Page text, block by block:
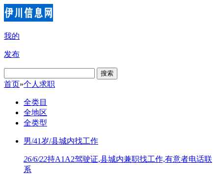
我的
发布
搜索
首页»个人求职
全类目
全地区
全类型
男/41岁/县城内找工作
26/6/22持A1A2驾驶证,县城内兼职找工作,有意者电话联
系